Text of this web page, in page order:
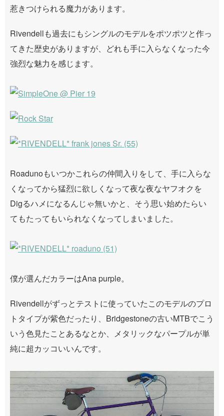
惹きつけられる魔力があります。
Rivendellも過去にもシングルのモデルをポツポツと作っ
てきた歴史がありますが、どれも手に入らなくなった今
強烈な魅力を感じます。
Roadunoもいつかこれらの仲間入りをして、手に入らな
くなってから猛烈に欲しくなって夜な夜なヤフオクを
Digるハメになるんじゃ無いかと、そう思い始めたらい
てもたってもいられなくなってしまいました。
僕が選んだカラーはAna purple。
Rivendellがずっとテストに使っていたこのモデルのプロ
トタイプが紫色だったり、Bridgestoneの古いMTBでこう
いう色見たことあるなとか、メタリックなパープルが単
純に超カッコいいんです。